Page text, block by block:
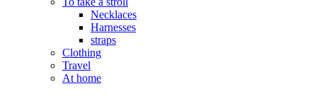
Necklaces
Harnesses
straps
Clothing
Travel
At home